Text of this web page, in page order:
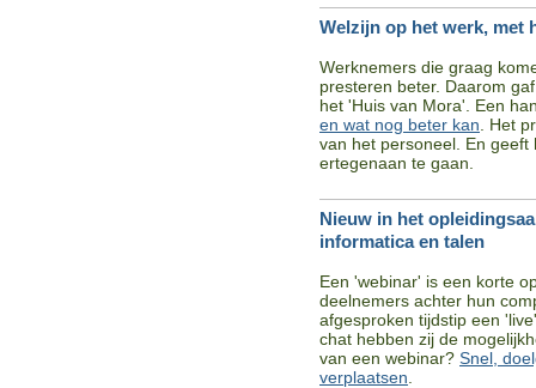
Welzijn op het werk, met
Werknemers die graag
presteren beter. Daarom
het 'Huis van Mora'. Een
en wat nog beter kan . Het
van het personeel. En
ertegenaan te gaan.
Nieuw in het
informatica en talen
Een 'webinar' is een korte
deelnemers achter hun
afgesproken tijdstip een
chat hebben zij de
van een webinar? Snel,
verplaatsen